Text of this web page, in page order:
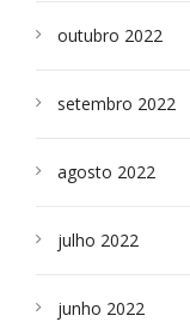
outubro 2022
setembro 2022
agosto 2022
julho 2022
junho 2022